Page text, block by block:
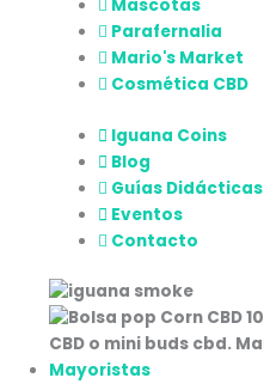
Mascotas
Parafernalia
Mario's Market
Cosmética CBD
Iguana Coins
Blog
Guías Didácticas
Eventos
Contacto
Mayoristas